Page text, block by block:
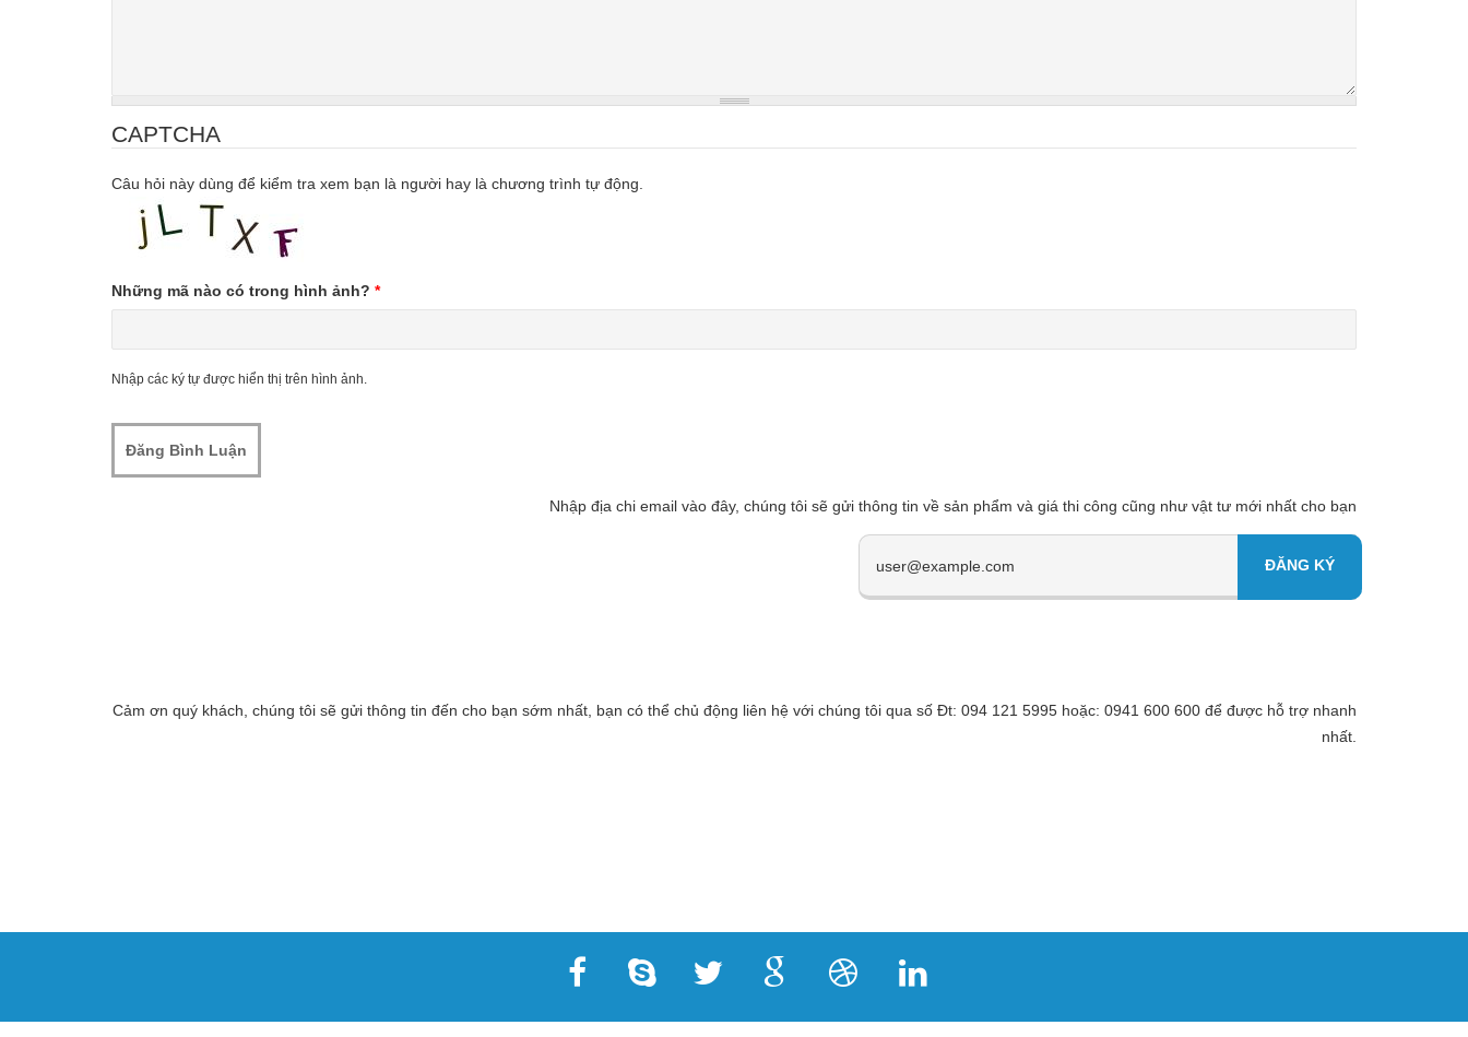
CAPTCHA
Câu hỏi này dùng để kiểm tra xem bạn là người hay là chương trình tự động.
Những mã nào có trong hình ảnh? *
Nhập các ký tự được hiển thị trên hình ảnh.
Nhập địa chi email vào đây, chúng tôi sẽ gửi thông tin về sản phẩm và giá thi công cũng như vật tư mới nhất cho bạn
Cảm ơn quý khách, chúng tôi sẽ gửi thông tin đến cho bạn sớm nhất, bạn có thể chủ động liên hệ với chúng tôi qua số Đt: 094 121 5995 hoặc: 0941 600 600 để được hỗ trợ nhanh
nhất.